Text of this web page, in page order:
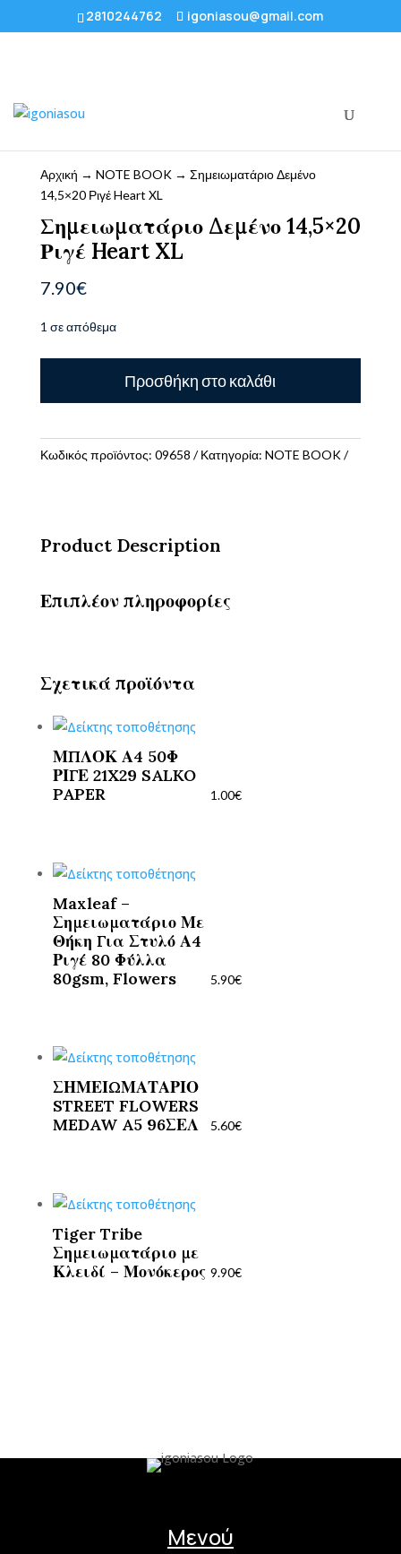
2810244762 igoniasou@gmail.com
Αρχική → NOTE BOOK→ Σημειωματάριο Δεμένο
14,5×20 Ριγέ Heart XL
Σημειωματάριο Δεμένο 14,5×20
Ριγέ Heart XL
7.90€
1 σε απόθεμα
14,5x20
Heart
Προσθήκη στο καλάθι
Κωδικός προϊόντος: 09658 Κατηγορία: NOTE BOOK
Product Description
Επιπλέον πληροφορίες
Σχετικά προϊόντα
ΜΠΛΟΚ Α4 50Φ
ΡΙΓΕ 21X29 SALKO
PAPER
1.00€
Maxleaf –
Σημειωματάριο Με
Θήκη Για Στυλό Α4
Ριγέ 80 Φύλλα
80gsm, Flowers
5.90€
ΣΗΜΕΙΩΜΑΤΑΡΙΟ
STREET FLOWERS
MEDAW A5 96ΣΕΛ
5.60€
Tiger Tribe
Σημειωματάριο με
Κλειδί – Μονόκερος 9.90€
Μενού